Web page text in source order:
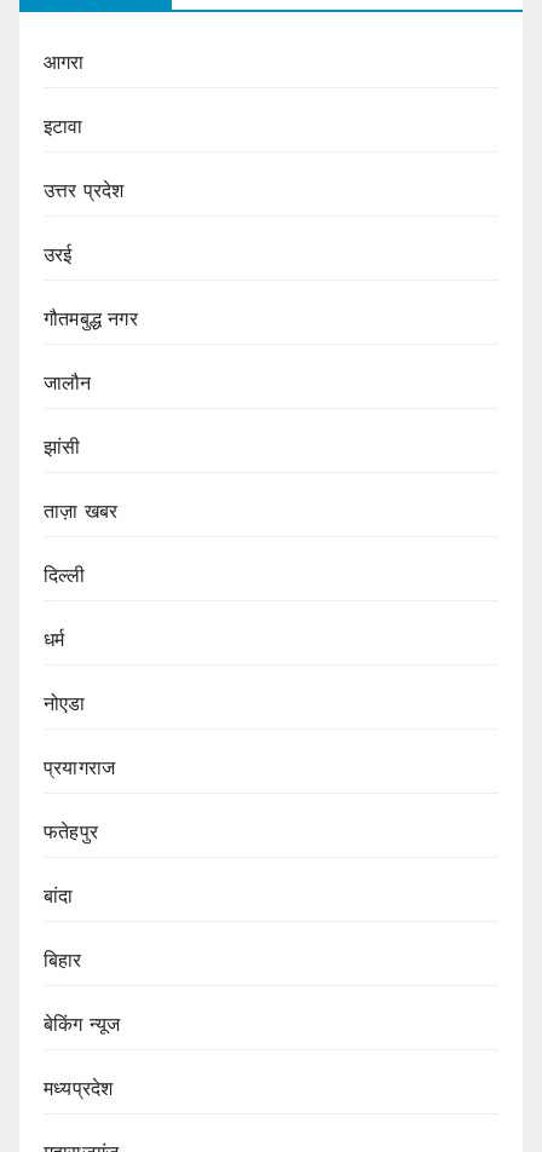
आगरा
इटावा
उत्तर प्रदेश
उरई
गौतमबुद्ध नगर
जालौन
झांसी
ताज़ा खबर
दिल्ली
धर्म
नोएडा
प्रयागराज
फतेहपुर
बांदा
बिहार
बेकिंग न्यूज
मध्यप्रदेश